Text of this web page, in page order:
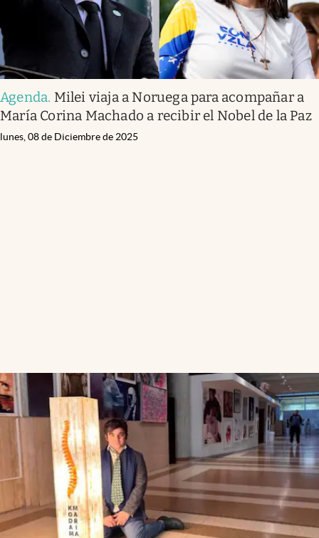
Agenda. Milei viaja a Noruega para acompañar a
María Corina Machado a recibir el Nobel de la Paz
lunes, 08 de Diciembre de 2025